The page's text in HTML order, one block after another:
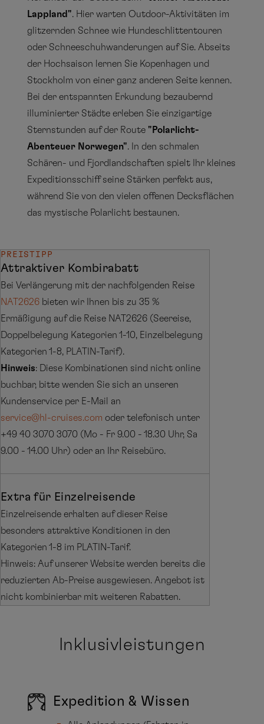
Lappland". Hier warten Outdoor-Aktivitäten im
glitzernden Schnee wie Hundeschlittentouren
oder Schneeschuhwanderungen auf Sie. Abseits
der Hochsaison lernen Sie Kopenhagen und
Stockholm von einer ganz anderen Seite kennen.
Bei der entspannten Erkundung bezaubernd
illuminierter Städte erleben Sie einzigartige
Sternstunden auf der Route "Polarlicht-
Abenteuer Norwegen". In den schmalen
Schären- und Fjordlandschaften spielt Ihr kleines
Expeditionsschiff seine Stärken perfekt aus,
während Sie von den vielen offenen Decksflächen
das mystische Polarlicht bestaunen.
PREISTIPP
Attraktiver Kombirabatt
Bei Verlängerung mit der nachfolgenden Reise
NAT2626 bieten wir Ihnen bis zu 35 %
Ermäßigung auf die Reise NAT2626 (Seereise,
Doppelbelegung Kategorien 1-10, Einzelbelegung
Kategorien 1-8, PLATIN-Tarif).
Hinweis: Diese Kombinationen sind nicht online
buchbar, bitte wenden Sie sich an unseren
Kundenservice per E-Mail an
service@hl-cruises.com oder telefonisch unter
+49 40 3070 3070 (Mo - Fr 9.00 - 18.30 Uhr, Sa
9.00 - 14.00 Uhr) oder an Ihr Reisebüro.
Extra für Einzelreisende
Einzelreisende erhalten auf dieser Reise
besonders attraktive Konditionen in den
Kategorien 1-8 im PLATIN-Tarif.
Hinweis: Auf unserer Website werden bereits die
reduzierten Ab-Preise ausgewiesen. Angebot ist
nicht kombinierbar mit weiteren Rabatten.
Inklusivleistungen
Expedition & Wissen